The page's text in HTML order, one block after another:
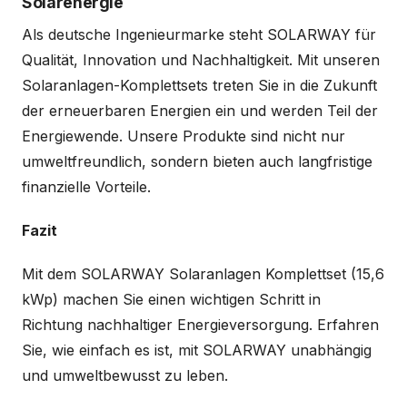
Als deutsche Ingenieurmarke steht SOLARWAY für
Qualität, Innovation und Nachhaltigkeit. Mit unseren
Solaranlagen-Komplettsets treten Sie in die Zukunft
der erneuerbaren Energien ein und werden Teil der
Energiewende. Unsere Produkte sind nicht nur
umweltfreundlich, sondern bieten auch langfristige
finanzielle Vorteile.
Fazit
Mit dem SOLARWAY Solaranlagen Komplettset (15,6
kWp) machen Sie einen wichtigen Schritt in
Richtung nachhaltiger Energieversorgung. Erfahren
Sie, wie einfach es ist, mit SOLARWAY unabhängig
und umweltbewusst zu leben.